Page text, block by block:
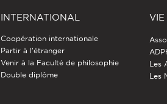
INTERNATIONAL
Coopération internationale
Partir à l'étranger
Venir à la Faculté de philosophie
Double diplôme
VIE
Les
Les